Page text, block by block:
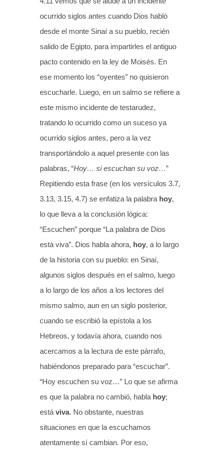
ocurrido siglos antes cuando Dios habló
desde el monte Sinaí a su pueblo, recién
salido de Egipto, para impartirles el antiguo
pacto contenido en la ley de Moisés. En
ese momento los “oyentes” no quisieron
escucharle. Luego, en un salmo se refiere a
este mismo incidente de testarudez,
tratando lo ocurrido como un suceso ya
ocurrido siglos antes, pero a la vez
transportándolo a aquel presente con las
palabras, “Hoy… si escuchan su voz…”
Repitiendo esta frase (en los versículos 3.7,
3.13, 3.15, 4.7) se enfatiza la palabra hoy,
lo que lleva a la conclusión lógica:
“Escuchen” porque “La palabra de Dios
está viva”. Dios habla ahora, hoy, a lo largo
de la historia con su pueblo: en Sinaí,
algunos siglos después en el salmo, luego
a lo largo de los años a los lectores del
mismo salmo, aun en un siglo posterior,
cuando se escribió la epístola a los
Hebreos, y todavía ahora, cuando nos
acercamos a la lectura de este párrafo,
habiéndonos preparado para “escuchar”.
“Hoy escuchen su voz…” Lo que se afirma
es que la palabra no cambió, habla hoy;
está viva. No obstante, nuestras
situaciones en que la escuchamos
atentamente sí cambian. Por eso,